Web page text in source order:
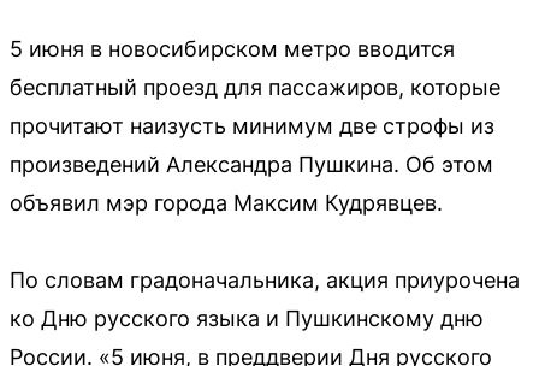
5 июня в новосибирском метро вводится
бесплатный проезд для пассажиров, которые
прочитают наизусть минимум две строфы из
произведений Александра Пушкина. Об этом
объявил мэр города Максим Кудрявцев.
По словам градоначальника, акция приурочена
ко Дню русского языка и Пушкинскому дню
России. «5 июня, в преддверии Дня русского